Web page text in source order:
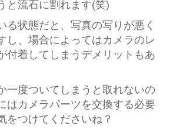
と流石に割れます(笑)
る状態だと、写真の写りが悪く
し、場合によってはカメラのレ
付着してしまうデメリットもあ
一度ついてしまうと取れないの
はカメラパーツを交換する必要
をつけてくださいね？